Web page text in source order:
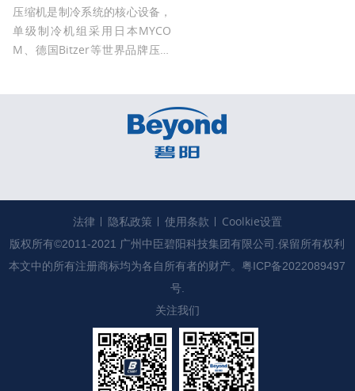
压缩机是制冷系统的核心设备，
单级制冷机组采用日本MYCO
M、德国Bitzer等世界品牌压缩
法律 隐私政策 使用条款 Coolkie设置
版权所有©2011-2021 广州中臣碧阳科技集团有限公司.保留所有权利
本文中的所有注册商标均为各自所有者的财产。 粤ICP备2022089497
号.
关注我们